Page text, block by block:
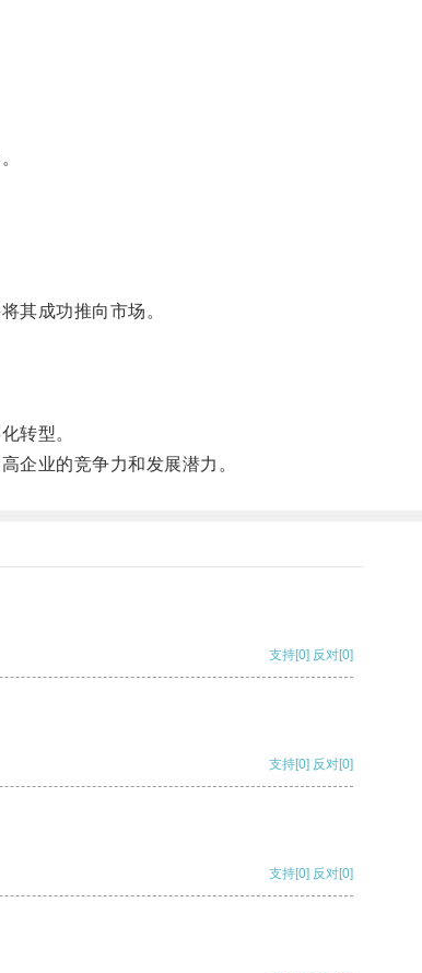
其成功推向市场。
转型。
业的竞争力和发展潜力。
支持[0] 反对[0]
支持[0] 反对[0]
支持[0] 反对[0]